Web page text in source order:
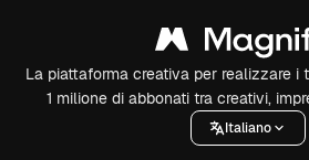
La piattaforma creativa per realizzare i
1 milione di abbonati tra creativi,
Italiano